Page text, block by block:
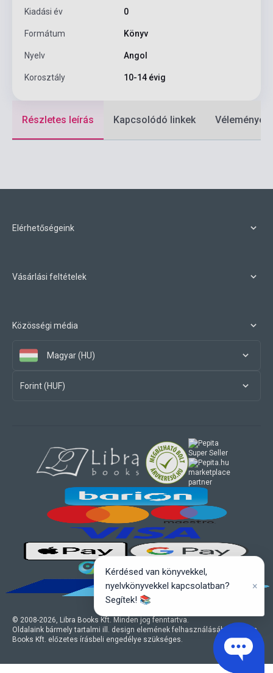
Kiadási év 0
Formátum Könyv
Nyelv Angol
Korosztály 10-14 évig
Részletes leírás Kapcsolódó linkek Vélemények
Elérhetőségeink
Vásárlási feltételek
Közösségi média
Magyar (HU)
Forint (HUF)
© 2008-2026, Libra Books Kft. Minden jog fenntartva.
Oldalaink bármely tartalmi ill. design elemének felhasználásához a Libra
Books Kft. előzetes írásbeli engedélye szükséges.
marketplace
partner
Kérdésed van könyvekkel,
nyelvkönyvekkel kapcsolatban?
Segítek! 📚
×